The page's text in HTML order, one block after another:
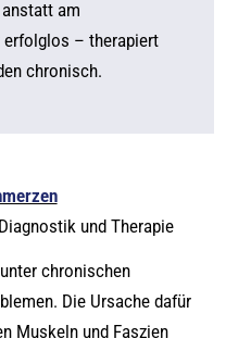
am
– therapiert
chronisch.
und Therapie
chronischen
Die Ursache dafür
Muskeln und Faszien